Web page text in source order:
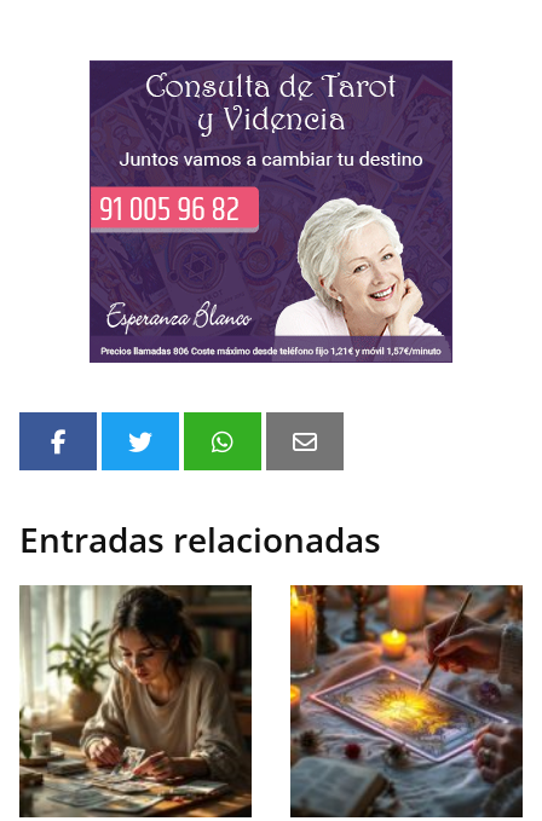
Entradas relacionadas